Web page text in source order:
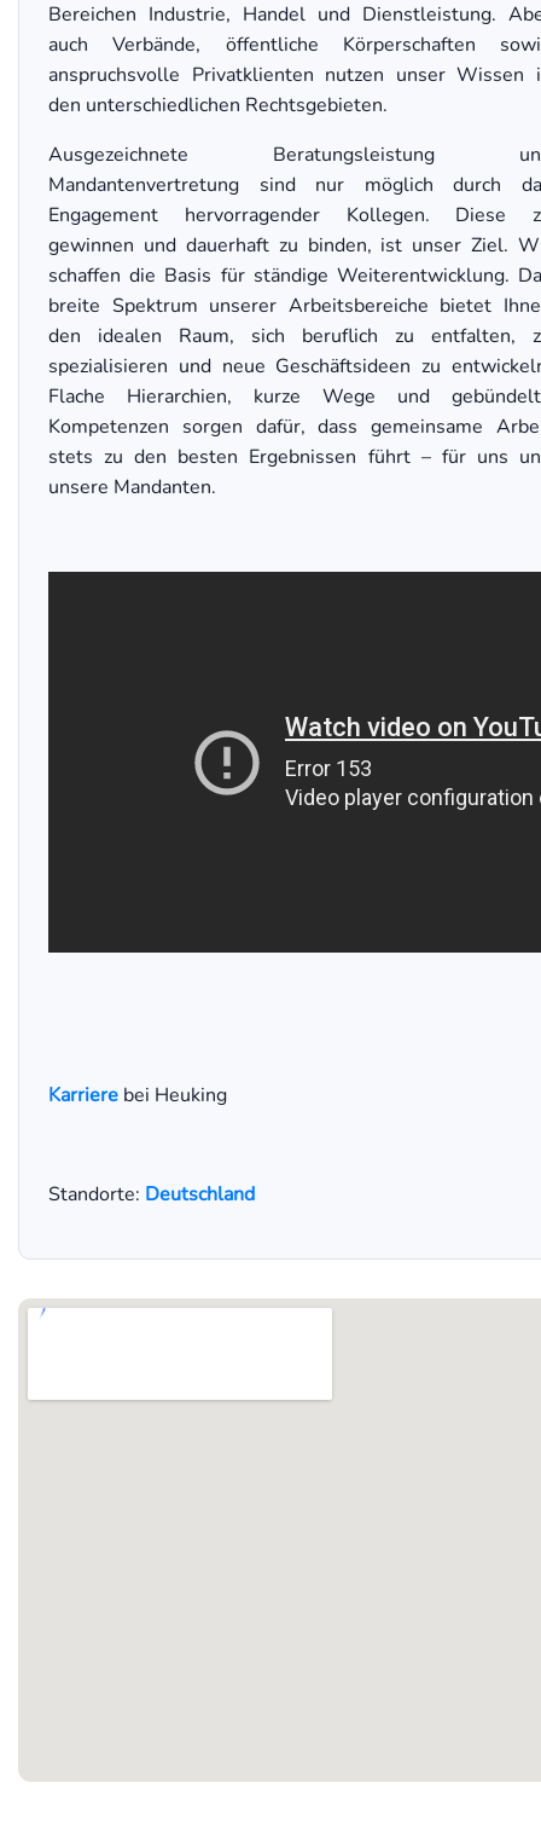
Bereichen Industrie, Handel und Dienstleistung.
auch Verbände, öffentliche Körperschaften
anspruchsvolle Privatklienten nutzen unser Wissen
den unterschiedlichen Rechtsgebieten.
Ausgezeichnete Beratungsleistung
Mandantenvertretung sind nur möglich durch
Engagement hervorragender Kollegen. Diese
gewinnen und dauerhaft zu binden, ist unser Ziel.
schaffen die Basis für ständige Weiterentwicklung.
breite Spektrum unserer Arbeitsbereiche bietet
den idealen Raum, sich beruflich zu entfalten,
spezialisieren und neue Geschäftsideen zu
Flache Hierarchien, kurze Wege und
Kompetenzen sorgen dafür, dass gemeinsame
stets zu den besten Ergebnissen führt – für uns
unsere Mandanten.
Karriere bei Heuking
Standorte: Deutschland